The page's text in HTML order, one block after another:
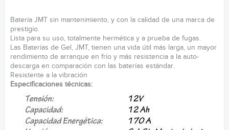
Batería JMT sin mantenimiento, y con la calidad de una marca de
prestigio.
Lista para su uso, totalmente hermética y a prueba de fugas.
Las Baterías de Gel, JMT, tienen una vida útil más larga, un mayor
rendimiento de arranque en frío y más resistencia a la auto-
descarga en comparación con las baterías estándar.
Resistente a la vibración
Especificaciones técnicas: